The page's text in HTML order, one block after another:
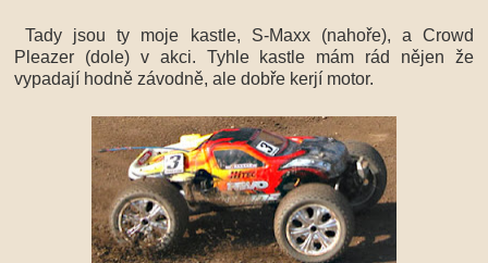
Tady jsou ty moje kastle, S-Maxx (nahoře), a Crowd
Pleazer (dole) v akci. Tyhle kastle mám rád nějen že
vypadají hodně závodně, ale dobře kerjí motor.